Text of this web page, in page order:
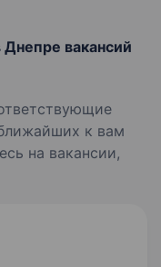
Днепре вакансий
к вам
на вакансии,